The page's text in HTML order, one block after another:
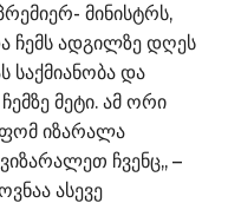
მინისტრს,
ჩემს ადგილზე დღეს
და
მეტი. ამ ორი
იზარალა
ჩვენც,, –
ასევე